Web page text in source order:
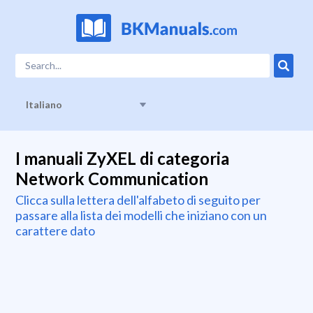
Italiano
I manuali ZyXEL di categoria
Network Communication
Clicca sulla lettera dell'alfabeto di seguito per
passare alla lista dei modelli che iniziano con un
carattere dato